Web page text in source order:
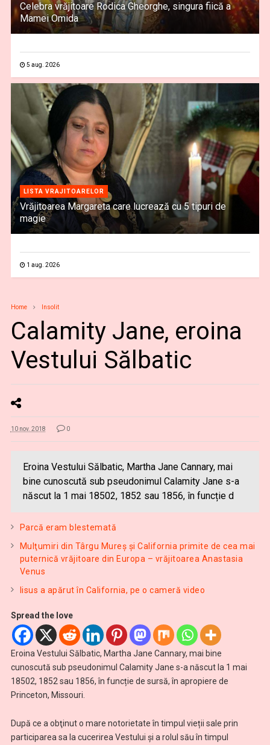
Celebra vrăjitoare Rodica Gheorghe, singura fiică a
Mamei Omida
5 aug. 2026
LISTA VRAJITOARELOR
Vrăjitoarea Margareta care lucrează cu 5 tipuri de
magie
1 aug. 2026
Home Insolit
Calamity Jane, eroina
Vestului Sălbatic
10 nov. 2018 0
Eroina Vestului Sălbatic, Martha Jane Cannary, mai
bine cunoscută sub pseudonimul Calamity Jane s-a
născut la 1 mai 18502, 1852 sau 1856, în funcție d
Parcă eram blestemată
Mulţumiri din Târgu Mureș și California primite de cea mai
puternică vrăjitoare din Europa – vrăjitoarea Anastasia
Venus
Iisus a apărut în California, pe o cameră video
Spread the love
Eroina Vestului Sălbatic, Martha Jane Cannary, mai bine
cunoscută sub pseudonimul Calamity Jane s-a născut la 1 mai
18502, 1852 sau 1856, în funcție de sursă, în apropiere de
Princeton, Missouri.
După ce a obţinut o mare notorietate în timpul vieții sale prin
participarea sa la cucerirea Vestului și a rolul său în timpul